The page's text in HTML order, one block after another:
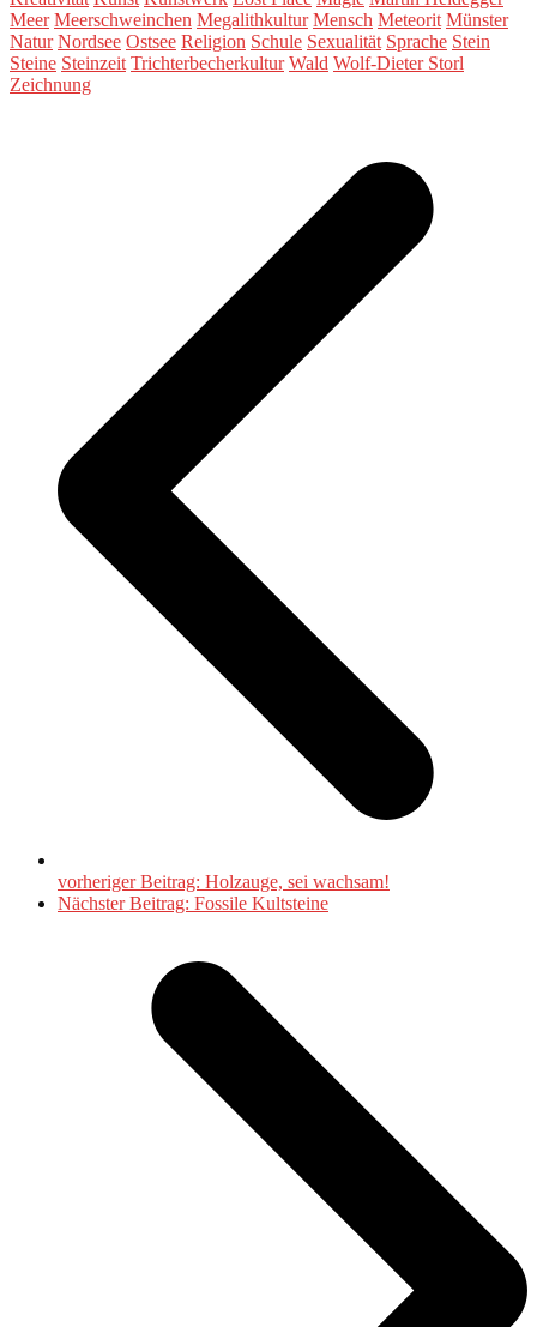
Meer Meerschweinchen Megalithkultur Mensch Meteorit Münster
Natur Nordsee Ostsee Religion Schule Sexualität Sprache Stein
Steine Steinzeit Trichterbecherkultur Wald Wolf-Dieter Storl
Zeichnung
vorheriger Beitrag: Holzauge, sei wachsam!
Nächster Beitrag: Fossile Kultsteine